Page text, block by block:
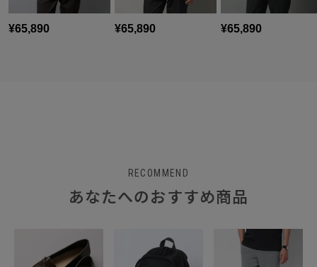
RECOMMEND
あなたへのおすすめ商品